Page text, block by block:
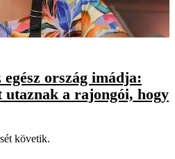
ország imádja:
utaznak a rajongói, hogy
követik.